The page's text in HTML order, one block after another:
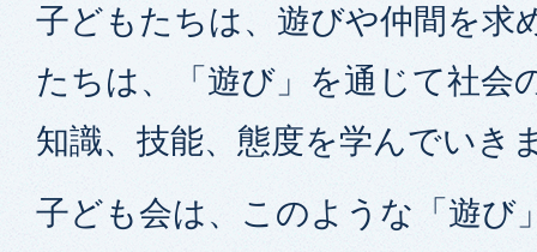
子どもたちは、遊びや仲間を求
たちは、「遊び」を通じて社会
知識、技能、態度を学んでいき
子ども会は、このような「遊び